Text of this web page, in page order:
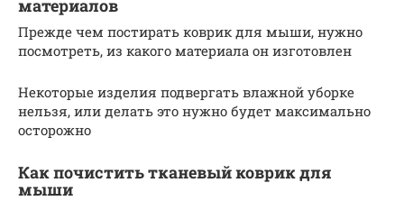
материалов
Прежде чем постирать коврик для мыши, нужно
посмотреть, из какого материала он изготовлен
Некоторые изделия подвергать влажной уборке
нельзя, или делать это нужно будет максимально
осторожно
Как почистить тканевый коврик для
мыши